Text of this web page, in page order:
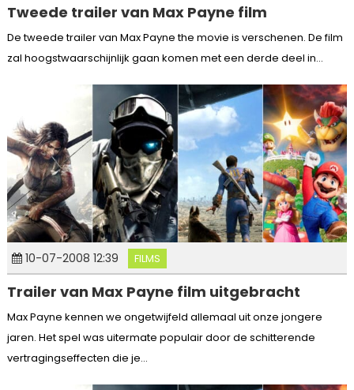
Tweede trailer van Max Payne film
De tweede trailer van Max Payne the movie is verschenen. De film
zal hoogstwaarschijnlijk gaan komen met een derde deel in...
10-07-2008 12:39 FILMS
Trailer van Max Payne film uitgebracht
Max Payne kennen we ongetwijfeld allemaal uit onze jongere
jaren. Het spel was uitermate populair door de schitterende
vertragingseffecten die je...